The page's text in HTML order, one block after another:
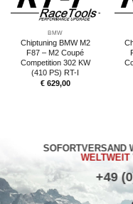
BMW
Chiptuning BMW M2
F87 – M2 Coupé
Competition 302 KW
(410 PS) RT-I
€629,00
SOFORTVERSAND
WELTWEIT
+49